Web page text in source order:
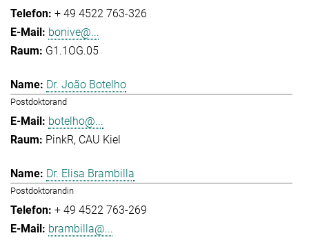
+ 49 4522 763-326
bonive@...
G1.1OG.05
Dr. João Botelho
Postdoktorand
botelho@...
PinkR, CAU Kiel
Dr. Elisa Brambilla
Postdoktorandin
+ 49 4522 763-269
brambilla@...